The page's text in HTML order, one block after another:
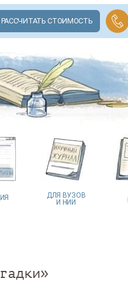
РАССЧИТАТЬ СТОИМОСТЬ
ДЛЯ ВУЗОВ
И НИИ